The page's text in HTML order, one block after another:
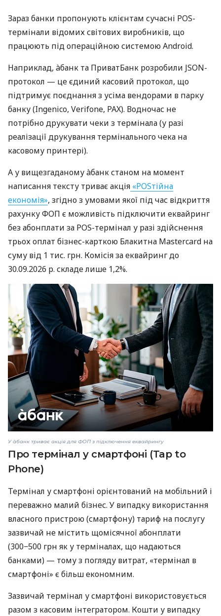
Зараз банки пропонують клієнтам сучасні POS-
термінали відомих світових виробників, що
працюють під операційною системою Android.
Наприклад, àбанк та ПриватБанк розробили JSON-
протокол — це єдиний касовий протокол, що
підтримує поєднання з усіма вендорами в парку
банку (Ingenico, Verifone, PAX). Водночас не
потрібно друкувати чеки з термінала (у разі
реалізації друкування термінального чека на
касовому принтері).
А у вищезгаданому àбанк станом на момент
написання тексту триває акція «POSтійна
економія», згідно з умовами якої під час відкриття
рахунку ФОП є можливість підключити еквайринг
без абонплати за POS-термінал у разі здійснення
трьох оплат бізнес-карткою Блакитна Mastercard на
суму від 1 тис. грн. Комісія за еквайринг до
30.09.2026 р. складе лише 1,2%.
У àбанк триває акція для ФОП з підключення еквайрингу
Про термінал у смартфоні (Tap to
Phone)
Термінал у смартфоні орієнтований на мобільний і
переважно малий бізнес. У випадку використання
власного пристрою (смартфону) тариф на послугу
зазвичай не містить щомісячної абонплати
(300−500 грн як у терміналах, що надаються
банками) — тому з погляду витрат, «термінал в
смартфоні» є більш економним.
Зазвичай термінал у смартфоні використовується
разом з касовим інтегратором. Кошти у випадку